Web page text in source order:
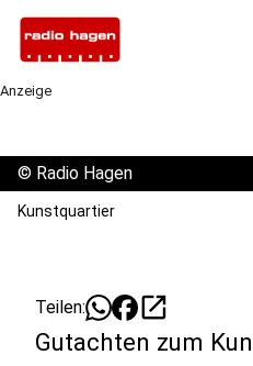
Anzeige
© Radio Hagen
Kunstquartier
Teilen: open_in_new
Gutachten zum